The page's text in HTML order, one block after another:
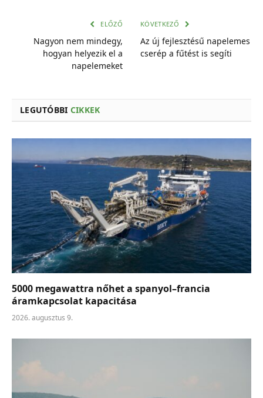
ELŐZŐ
Nagyon nem mindegy,
hogyan helyezik el a
napelemeket
KÖVETKEZŐ
Az új fejlesztésű napelemes
cserép a fűtést is segíti
LEGUTÓBBI CIKKEK
5000 megawattra nőhet a spanyol–francia
áramkapcsolat kapacitása
2026. augusztus 9.